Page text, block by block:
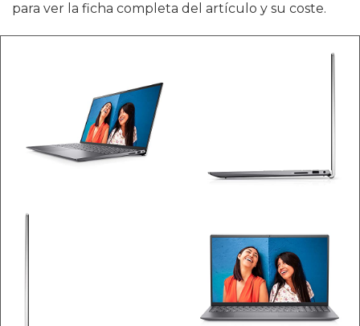
para ver la ficha completa del artículo y su coste.